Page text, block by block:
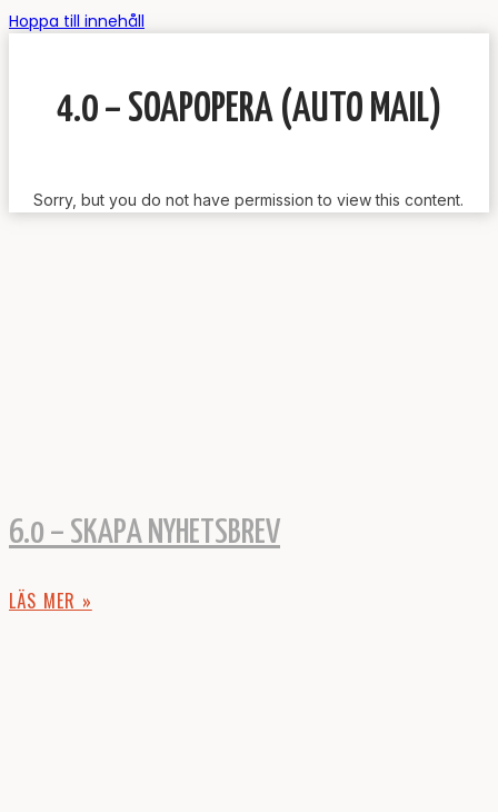
Hoppa till innehåll
4.0 – SOAPOPERA (AUTO MAIL)
Sorry, but you do not have permission to view this content.
6.0 – SKAPA NYHETSBREV
LÄS MER »